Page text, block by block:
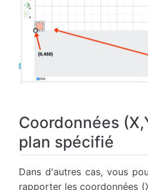
Coordonnées
plan spécifié
Dans d'autres cas, vous
rapporter les coordonnées